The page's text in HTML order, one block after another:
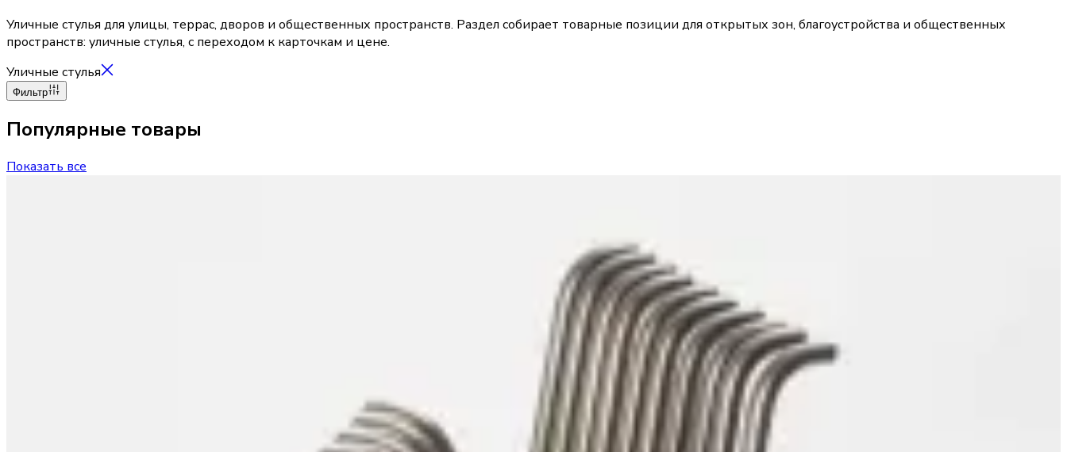
Уличные стулья для улицы, террас, дворов и общественных пространств. Раздел собирает товарные позиции для открытых зон, благоустройства и общественных
пространств: уличные стулья, с переходом к карточкам и цене.
Уличные стулья
Фильтр
Популярные товары
Показать все